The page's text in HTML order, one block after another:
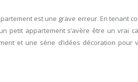
est une grave erreur. En tenant
petit appartement s’avère être un vrai
et une série d’idées décoration